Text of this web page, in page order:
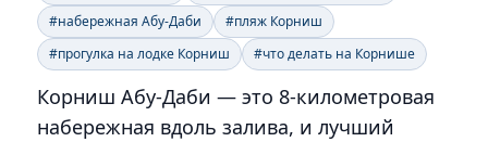
#набережная Абу-Даби
#пляж Корниш
#прогулка на лодке Корниш
#что делать на Корнише
Корниш Абу-Даби — это 8-километровая
набережная вдоль залива, и лучший